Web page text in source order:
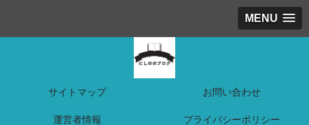
MENU
サイトマップ お問い合わせ
運営者情報 プライバシーポリシー